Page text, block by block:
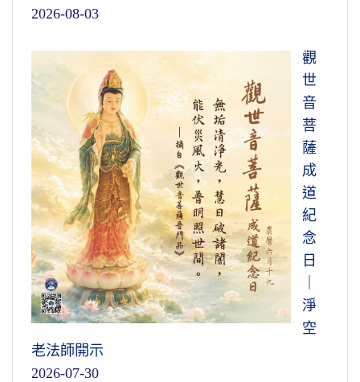
2026-08-03
觀
世
音
菩
薩
成
道
紀
念
日
淨
空
老法師開示
2026-07-30